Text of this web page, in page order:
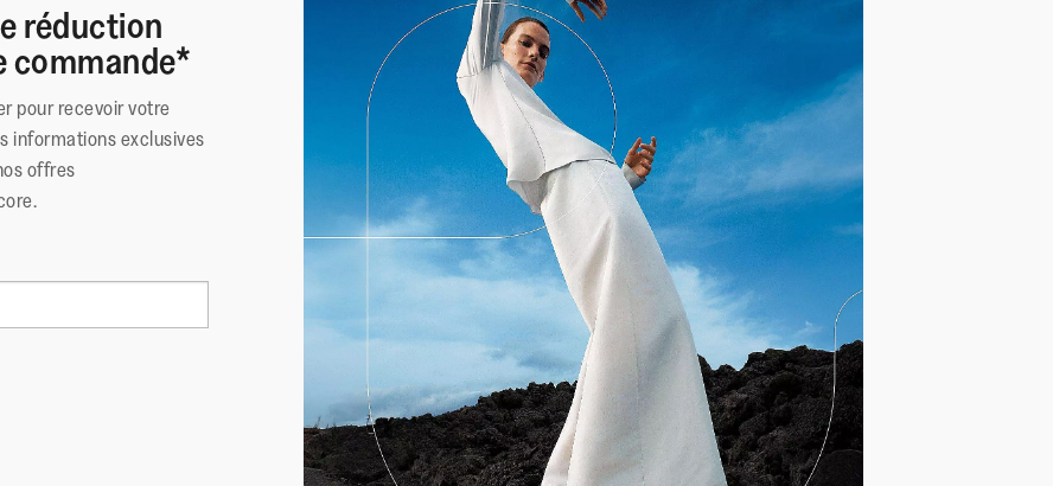
réduction
commande*
pour recevoir votre
informations exclusives
offres